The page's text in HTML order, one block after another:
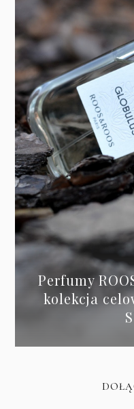
Perfumy
kolekcja